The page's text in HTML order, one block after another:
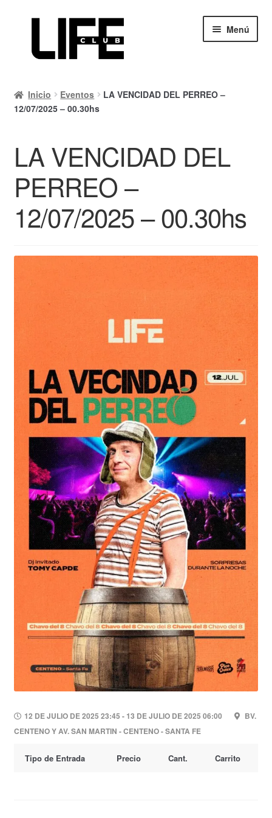
contenido
Menú
Calendario
Carrito
Finalizar compra
Ayuda Rapida
Inicio Eventos
LA VENCIDAD DEL PERREO –
12/07/2025 – 00.30hs
LA VENCIDAD DEL
PERREO –
12/07/2025 – 00.30hs
12 DE JULIO DE 2025 23:45 - 13 DE JULIO DE 2025 06:00
BV.
CENTENO Y AV. SAN MARTIN - CENTENO - SANTA FE
Tipo de Entrada Precio Cant. Carrito